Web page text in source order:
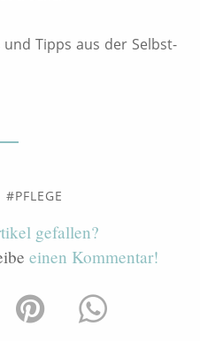
Tipps aus der Selbst-
PFLEGE
gefallen?
einen Kommentar!